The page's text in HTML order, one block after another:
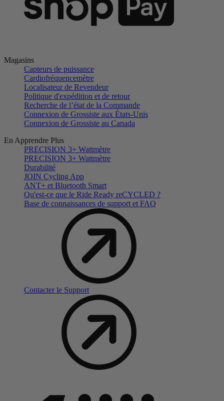
Magasins
Capteurs de puissance
Cardiofréquencemètre
Localisateur de Revendeur
Politique d'expédition et de retour
Recherche de l’état de la Commande
Connexion de Grossiste aux États-Unis
Connexion de Grossiste au Canada
En Apprendre Plus
PRECISION 3+ Wattmètre
PRECISION 3+ Wattmètre
Durabilité
JOIN Cycling App
ANT+ et Bluetooth Smart
Qu'est-ce que le Ride Ready reCYCLED ?
Base de connaissances de support et FAQ
Contacter le Support